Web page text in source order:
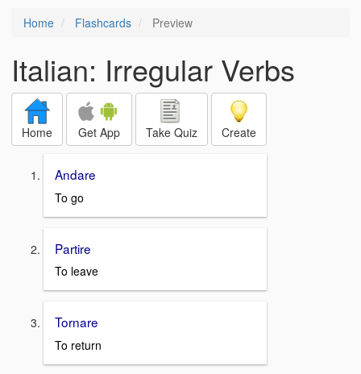
Home Flashcards Preview
Italian: Irregular Verbs
Home Get App Take Quiz Create
Andare
To go
Partire
To leave
Tornare
To return